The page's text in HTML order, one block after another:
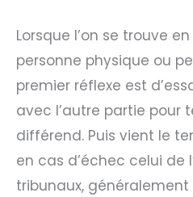
Lorsque l’on se trouve
personne physique ou
premier réflexe est
avec l’autre partie pour
différend. Puis vient le
en cas d’échec celui de
tribunaux, généralement